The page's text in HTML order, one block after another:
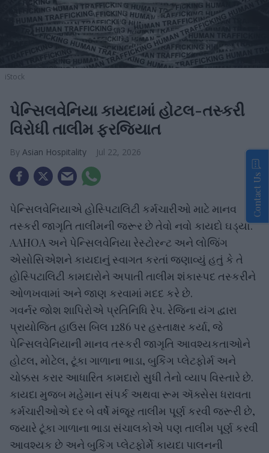
iStock
પેન્સિલવેનિયા કાયદામાં હોટલ-તસ્કરી
વિરોધી તાલીમ ફરજિયાત
Asian Hospitality Jul 22, 2026
પેન્સિલવેનિયાએ હોસ્પિટાલિટી કર્મચારીઓ માટે માનવ
તસ્કરી જાગૃતિ તાલીમની જરૂર છે તેવો નવો કાયદો ઘડ્યો.
AAHOA અને પેન્સિલવેનિયા રેસ્ટોરન્ટ અને લોજિંગ
એસોસિએશને કાયદાનું સ્વાગત કરતાં જણાવ્યું હતું કે તે
હોસ્પિટાલિટી કામદારોને અપાતી તાલીમ શંકાસ્પદ તસ્કરીને
ઓળખવામાં અને જાણ કરવામાં મદદ કરે છે.
ગવર્નર જોશ શાપિરોએ પ્રતિનિધિ રેપ. રેજિના યંગ દ્વારા
પ્રાયોજિત હાઉસ બિલ 1286 પર હસ્તાક્ષર કર્યા, જે
પેન્સિલવેનિયાની માનવ તસ્કરી જાગૃતિ આવશ્યકતાઓને
હોટલ, મોટેલ, ટૂંકા ગાળાના ભાડા, બુકિંગ પ્લેટફોર્મ અને
ચોક્કસ કરાર આધારિત કામદારો સુધી તેનો વ્યાપ વિસ્તારે છે.
કાયદા મુજબ મહેમાન સંપર્ક અથવા રૂમ ઍક્સેસ ધરાવતા
કર્મચારીઓએ દર બે વર્ષે મંજૂર તાલીમ પૂર્ણ કરવી જરૂરી છે,
જ્યારે ટૂંકા ગાળાના ભાડા સંચાલકોએ પણ તાલીમ પૂર્ણ કરવી
આવશ્યક છે અને બુકિંગ પ્લેટફોર્મે કાયદા પાલનની
Contact Us